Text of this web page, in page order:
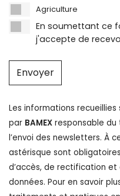
Agriculture
En soumettant ce
j'accepte de
Envoyer
Les informations
par BAMEX responsable
l’envoi des newsletters. À
astérisque sont
d’accès, de rectification et
données. Pour en savoir